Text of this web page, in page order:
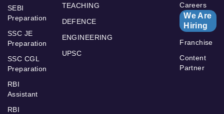
SEBI
Preparation
SSC JE
Preparation
SSC CGL
Preparation
RBI
Assistant
RBI
TEACHING
DEFENCE
ENGINEERING
UPSC
Careers
We Are
Hiring
Franchise
Content
Partner